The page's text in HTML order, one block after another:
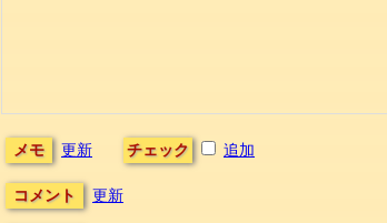
メモ 更新 チェック 追加
コメント 更新